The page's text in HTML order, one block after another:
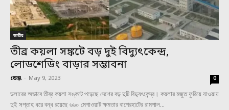
জাতীয়
তীব্র কয়লা সঙ্কটে বড় দুই বিদ্যুৎকেন্দ্র,
লোডশেডিং বাড়ার সম্ভাবনা
ডেস্ক - May 9, 2023 0
ডলারের অভাবে তীব্র কয়লা সঙ্কটে পড়েছে দেশের বড় দুটি বিদ্যুৎকেন্দ্র। কয়লার মজুত ফুরিয়ে যাওয়ায়
দুই সপ্তাহ ধরে বন্ধ রয়েছে ৬৬০ মেগাওয়াট ক্ষমতার বাগেরহাটের রামপাল...